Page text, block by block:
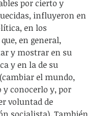
por cierto y
influyeron en
en los
en general,
y mostrar en su
y en la de su
el mundo,
y conocerlo y, por
voluntad de